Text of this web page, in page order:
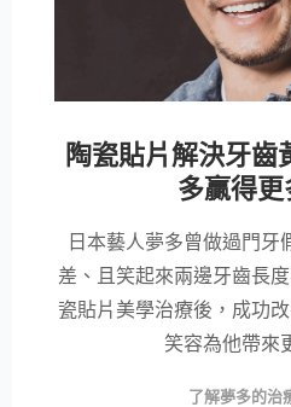
陶瓷貼片解決牙
多贏得
日本藝人夢多曾做過門牙
差、且笑起來兩邊牙齒長
瓷貼片美學治療後，成功
笑容為他帶來
了解夢多的治